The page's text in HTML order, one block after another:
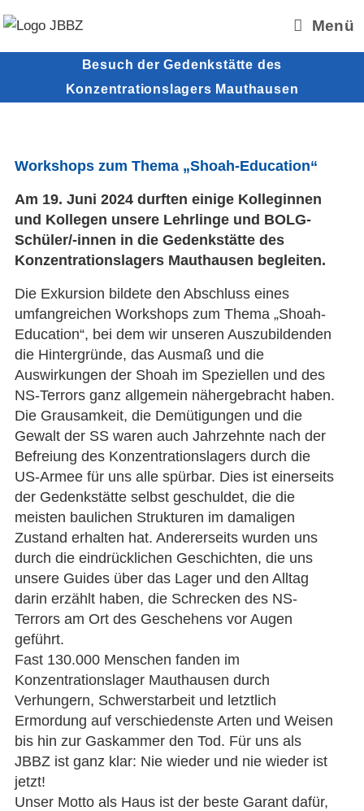
Inhalt
Menü
Besuch der Gedenkstätte des
Konzentrationslagers Mauthausen
Workshops zum Thema „Shoah-Education“
Am 19. Juni 2024 durften einige Kolleginnen
und Kollegen unsere Lehrlinge und BOLG-
Schüler/-innen in die Gedenkstätte des
Konzentrationslagers Mauthausen begleiten.
Die Exkursion bildete den Abschluss eines
umfangreichen Workshops zum Thema „Shoah-
Education“, bei dem wir unseren Auszubildenden
die Hintergründe, das Ausmaß und die
Auswirkungen der Shoah im Speziellen und des
NS-Terrors ganz allgemein nähergebracht haben.
Die Grausamkeit, die Demütigungen und die
Gewalt der SS waren auch Jahrzehnte nach der
Befreiung des Konzentrationslagers durch die
US-Armee für uns alle spürbar. Dies ist einerseits
der Gedenkstätte selbst geschuldet, die die
meisten baulichen Strukturen im damaligen
Zustand erhalten hat. Andererseits wurden uns
durch die eindrücklichen Geschichten, die uns
unsere Guides über das Lager und den Alltag
darin erzählt haben, die Schrecken des NS-
Terrors am Ort des Geschehens vor Augen
geführt.
Fast 130.000 Menschen fanden im
Konzentrationslager Mauthausen durch
Verhungern, Schwerstarbeit und letztlich
Ermordung auf verschiedenste Arten und Weisen
bis hin zur Gaskammer den Tod. Für uns als
JBBZ ist ganz klar: Nie wieder und nie wieder ist
jetzt!
Unser Motto als Haus ist der beste Garant dafür,